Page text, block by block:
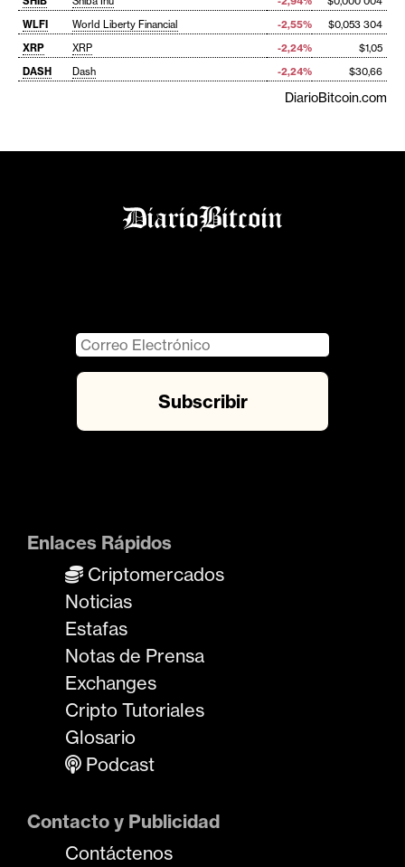
WLFI
World Liberty Financial -2,55%
$0,053 304
XRP
XRP -2,24%
$1,05
DASH
Dash -2,24% $30,66
DiarioBitcoin.com
Enlaces Rápidos
Criptomercados
Noticias
Estafas
Notas de Prensa
Exchanges
Cripto Tutoriales
Glosario
Podcast
Contacto y Publicidad
Contáctenos